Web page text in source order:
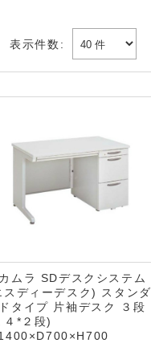
表示件数:
ムラ SDデスクシステム
スディーデスク) スタンダ
タイプ 片袖デスク ３段
４*２段)